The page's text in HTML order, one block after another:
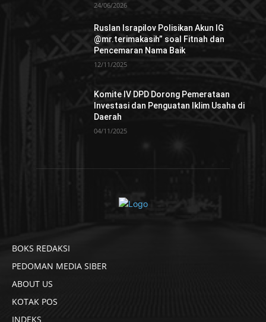
24/06/2026
Ruslan Israpilov Polisikan Akun IG
@mr.terimakasih” soal Fitnah dan
Pencemaran Nama Baik
12/11/2025
Komite IV DPD Dorong Pemerataan
Investasi dan Penguatan Iklim Usaha di
Daerah
04/11/2025
BOKS REDAKSI
PEDOMAN MEDIA SIBER
ABOUT US
KOTAK POS
INDEKS